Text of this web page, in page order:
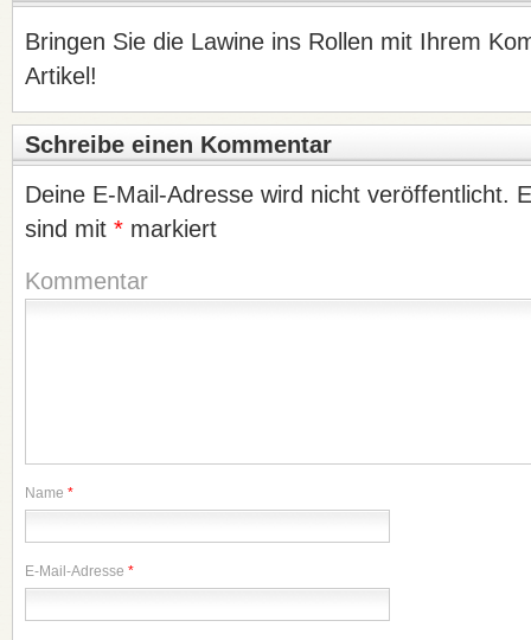
Bringen Sie die Lawine ins Rollen mit Ihrem
Artikel!
Schreibe einen Kommentar
Deine E-Mail-Adresse wird nicht veröffentlicht.
sind mit * markiert
Kommentar
Name *
E-Mail-Adresse *